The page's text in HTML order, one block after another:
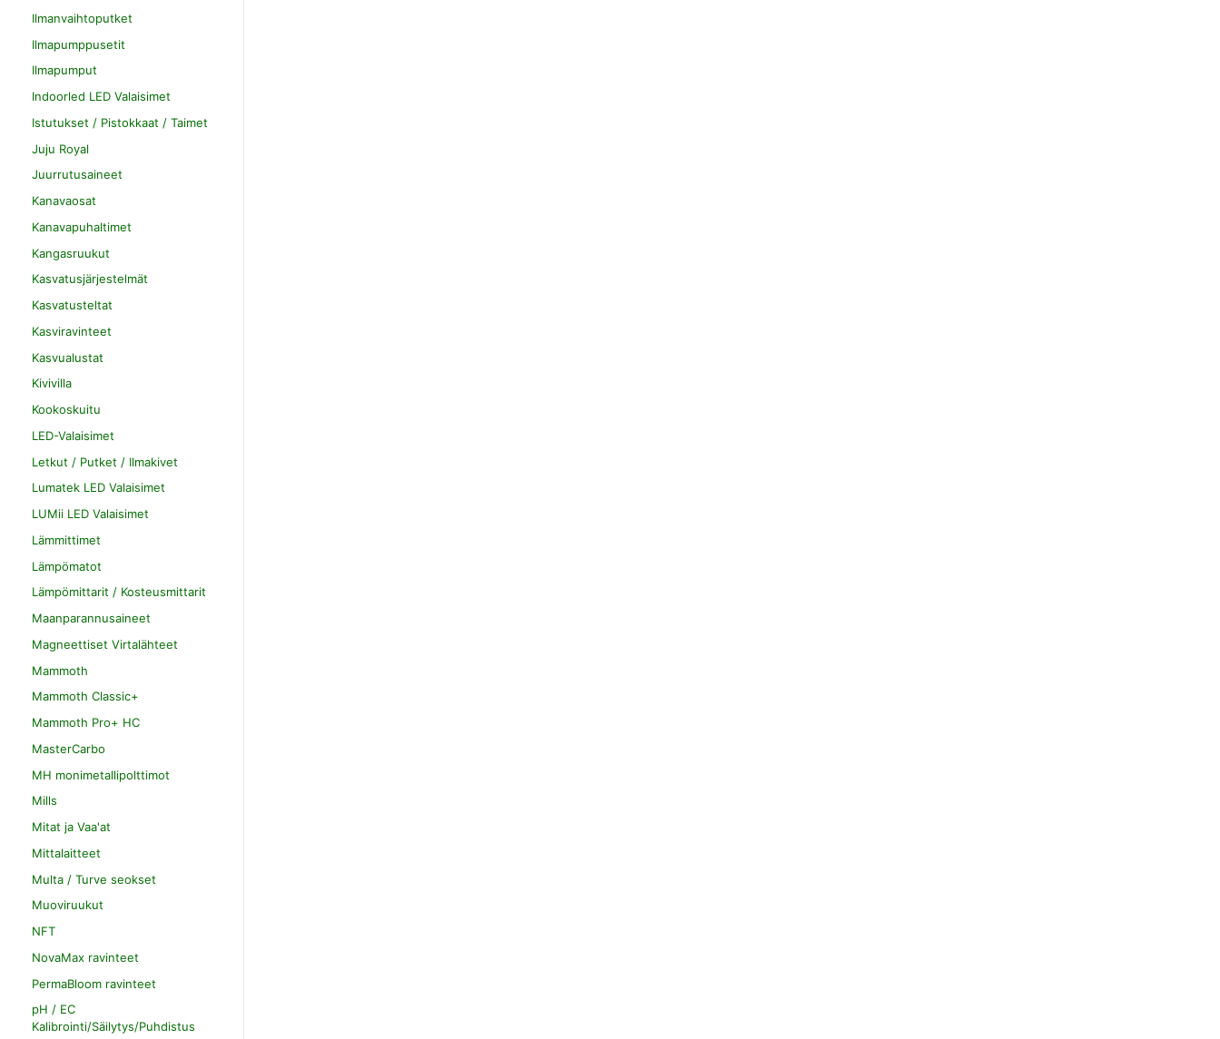
Ilmanvaihtoputket
Ilmapumppusetit
Ilmapumput
Indoorled LED Valaisimet
Istutukset / Pistokkaat / Taimet
Juju Royal
Juurrutusaineet
Kanavaosat
Kanavapuhaltimet
Kangasruukut
Kasvatusjärjestelmät
Kasvatusteltat
Kasviravinteet
Kasvualustat
Kivivilla
Kookoskuitu
LED-Valaisimet
Letkut / Putket / Ilmakivet
Lumatek LED Valaisimet
LUMii LED Valaisimet
Lämmittimet
Lämpömatot
Lämpömittarit / Kosteusmittarit
Maanparannusaineet
Magneettiset Virtalähteet
Mammoth
Mammoth Classic+
Mammoth Pro+ HC
MasterCarbo
MH monimetallipolttimot
Mills
Mitat ja Vaa'at
Mittalaitteet
Multa / Turve seokset
Muoviruukut
NFT
NovaMax ravinteet
PermaBloom ravinteet
pH / EC
Kalibrointi/Säilytys/Puhdistus